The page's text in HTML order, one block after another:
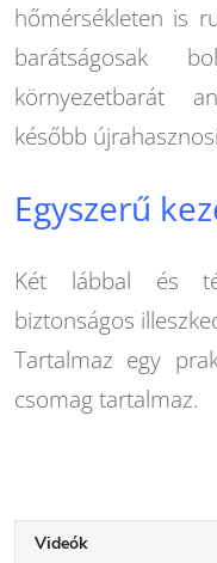
hőmérsékleten is
barátságosak
környezetbarát
később
Egyszerű
Két lábbal és
biztonságos
Tartalmaz egy
csomag tartalmaz.
Videók